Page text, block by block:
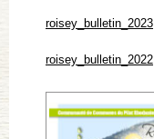
roisey_bulletin_2023
roisey_bulletin_2022